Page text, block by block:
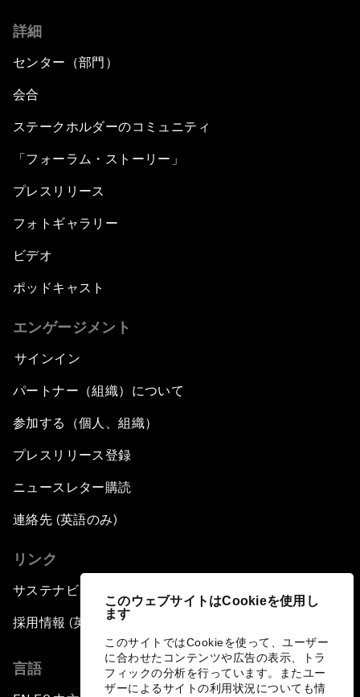
このウェブサイトはCookieを使用し
ます
このサイトではCookieを使って、ユーザー
に合わせたコンテンツや広告の表示、トラ
フィックの分析を行っています。またユー
ザーによるサイトの利用状況についても情
詳細
センター（部門）
会合
ステークホルダーのコミュニティ
「フォーラム・ストーリー」
プレスリリース
フォトギャラリー
ビデオ
ポッドキャスト
エンゲージメント
サインイン
パートナー（組織）について
参加する（個人、組織）
プレスリリース登録
ニュースレター購読
連絡先 (英語のみ)
リンク
サステナビリティへの取り組み
採用情報 (英語のみ)
言語